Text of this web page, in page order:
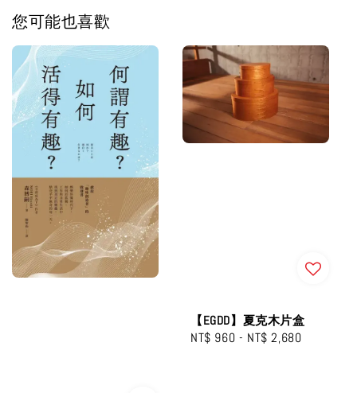
您可能也喜歡
【EGDD】夏克木片盒
Regular
NT$ 960 - NT$ 2,680